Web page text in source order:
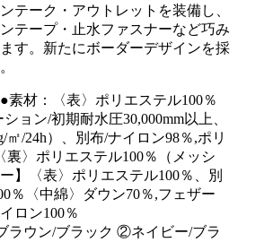
テーク・アウトレットを装備し、
テープ・止水ファスナーなど巧み
す。新たにボーダーデザインを採
●素材：〈表〉ポリエステル100％
ション/初期耐水圧30,000mm以上、
㎡/24h）、別布/ナイロン98％,ポリ
裏〉ポリエステル100％（メッシ
】〈表〉ポリエステル100％、別
％〈中綿〉ダウン70％,フェザー
ロン100％
ラウン/ブラック ②ネイビー/ブラ